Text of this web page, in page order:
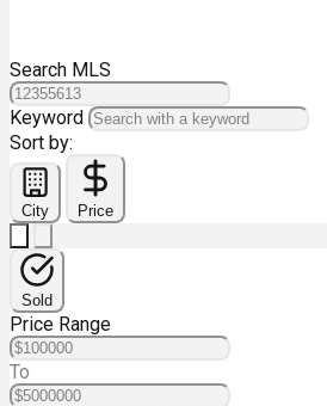
Search MLS
Keyword
Sort by:
City Price
Sold
Price Range
To